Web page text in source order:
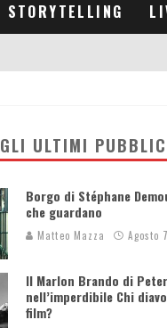
STORYTELLING
GLI ULTIMI
Borgo di Stéphane
che guardano
Matteo Mazza Agosto
Il Marlon Brando di
nell’imperdibile Chi
film?